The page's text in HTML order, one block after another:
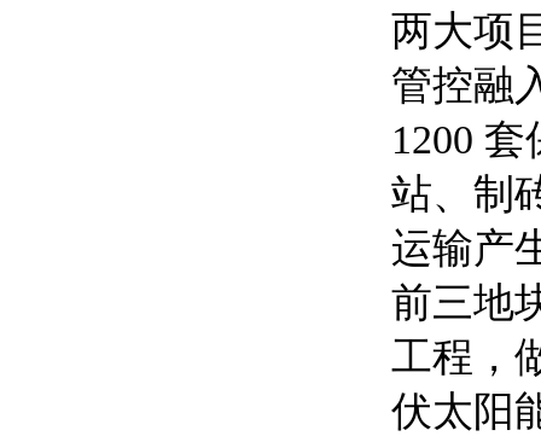
两大项
管控融
1200
站、制
运输产
前三地
工程，
伏太阳